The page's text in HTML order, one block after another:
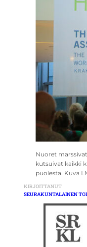
Nuoret
kutsuivat kaikki
puolesta. Kuva
KIRJOITTANUT
SEURAKUNTALAINEN